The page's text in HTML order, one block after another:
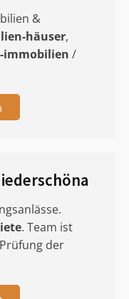
&
häuser,
immobilien /
. Team ist
der